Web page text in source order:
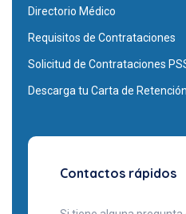
Directorio Médico
Requisitos de Contrataciones
Solicitud de Contrataciones
Descarga tu Carta de Retención
Contactos rápidos